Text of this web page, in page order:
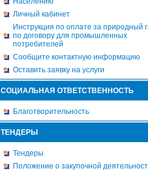
Личный кабинет
Инструкция по оплате за природный
по договору для промышленных
потребителей
Сообщите контактную информацию
Оставить заявку на услуги
СОЦИАЛЬНАЯ ОТВЕТСТВЕННОСТЬ
Благотворительность
ТЕНДЕРЫ
Тендеры
Положение о закупочной